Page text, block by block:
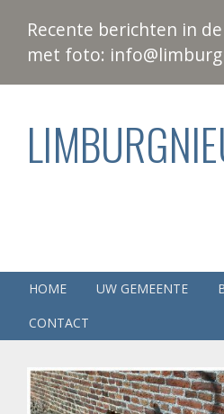
Recente berichten in
met foto:
HOME UW GEMEENTE
CONTACT